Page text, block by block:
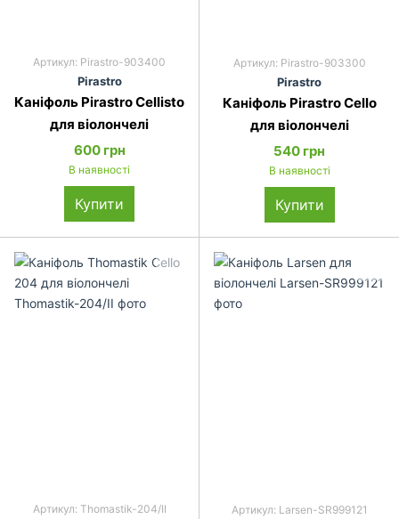
Артикул: Pirastro-903400
Pirastro
Каніфоль Pirastro Cellisto
для віолончелі
600 грн
В наявності
Купити
Артикул: Pirastro-903300
Pirastro
Каніфоль Pirastro Cello
для віолончелі
540 грн
В наявності
Купити
Артикул: Thomastik-204/II Артикул: Larsen-SR999121